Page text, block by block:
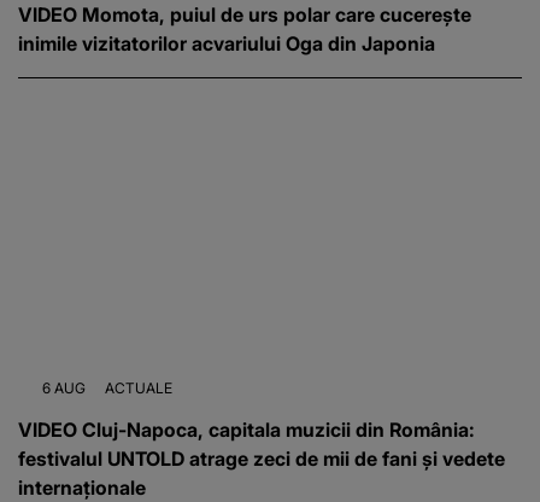
VIDEO Momota, puiul de urs polar care cucerește
inimile vizitatorilor acvariului Oga din Japonia
6 AUG ACTUALE
VIDEO Cluj-Napoca, capitala muzicii din România:
festivalul UNTOLD atrage zeci de mii de fani și vedete
internaționale